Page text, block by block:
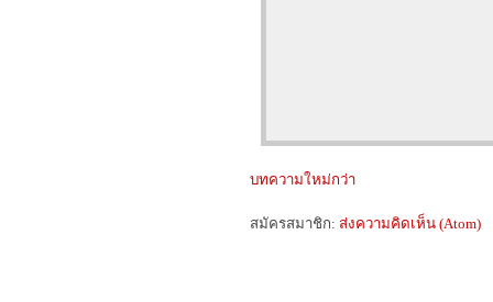
บทความใหม่กว่า
สมัครสมาชิก: ส่งความคิดเห็น (Atom)